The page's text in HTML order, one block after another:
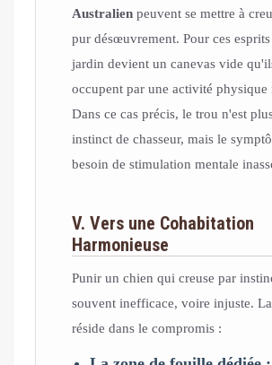
Australien peuvent se mettre à
pur désœuvrement. Pour ces
jardin devient un canevas vide
occupent par une activité physique
Dans ce cas précis, le trou n'est
instinct de chasseur, mais le
besoin de stimulation mentale
V. Vers une Cohabitation
Harmonieuse
Punir un chien qui creuse par
souvent inefficace, voire injuste.
réside dans le compromis :